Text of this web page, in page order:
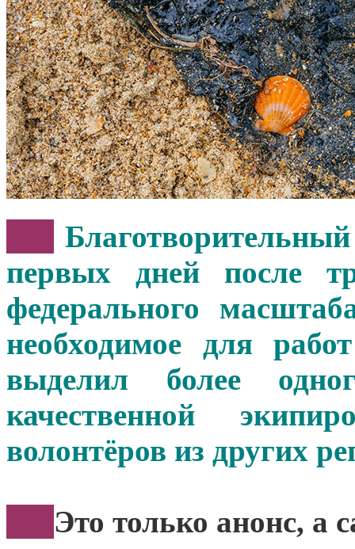
первых дней после
федерального
необходимое для
выделил более
качественной
волонтёров из других
Это только анонс, а